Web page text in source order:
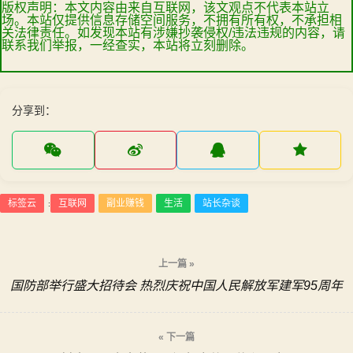
版权声明：本文内容由来自互联网，该文观点不代表本站立
场。本站仅提供信息存储空间服务，不拥有所有权，不承担相
关法律责任。如发现本站有涉嫌抄袭侵权/违法违规的内容，请
联系我们举报，一经查实，本站将立刻删除。
分享到：
标签云 : 互联网 副业赚钱 生活 站长杂谈
章
上一篇 »
国防部举行盛大招待会 热烈庆祝中国人民解放军建军95周年
« 下一篇